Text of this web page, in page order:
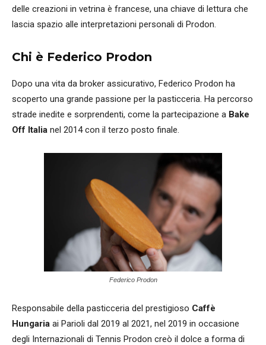
delle creazioni in vetrina è francese, una chiave di lettura che
lascia spazio alle interpretazioni personali di Prodon.
Chi è Federico Prodon
Dopo una vita da broker assicurativo, Federico Prodon ha
scoperto una grande passione per la pasticceria. Ha percorso
strade inedite e sorprendenti, come la partecipazione a Bake
Off Italia nel 2014 con il terzo posto finale.
Federico Prodon
Responsabile della pasticceria del prestigioso Caffè
Hungaria ai Parioli dal 2019 al 2021, nel 2019 in occasione
degli Internazionali di Tennis Prodon creò il dolce a forma di